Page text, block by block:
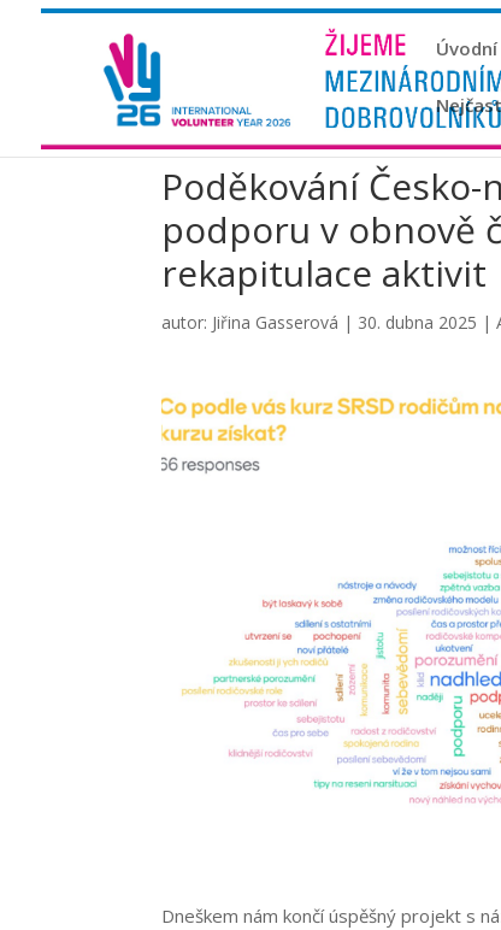
Poděkování
podporu v obnově
rekapitulace aktivit
autor: Jiřina Gasserová | 30. dubna 2025 |
Dneškem nám končí úspěšný projekt s